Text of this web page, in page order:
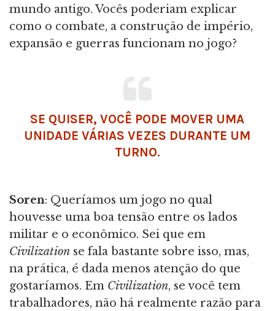
mundo antigo. Vocês poderiam explicar
como o combate, a construção de império,
expansão e guerras funcionam no jogo?
SE QUISER, VOCÊ PODE MOVER UMA
UNIDADE VÁRIAS VEZES DURANTE UM
TURNO.
Soren: Queríamos um jogo no qual
houvesse uma boa tensão entre os lados
militar e o econômico. Sei que em
Civilization se fala bastante sobre isso, mas,
na prática, é dada menos atenção do que
gostaríamos. Em Civilization, se você tem
trabalhadores, não há realmente razão para